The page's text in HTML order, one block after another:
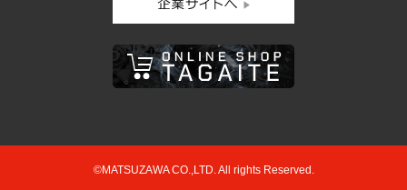
©MATSUZAWA CO.,LTD. All rights Reserved.